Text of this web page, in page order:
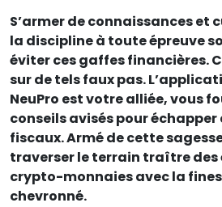
S’armer de connaissances et
la discipline à toute épreuve
éviter ces gaffes financières.
sur de tels faux pas.
NeuPro est votre alliée, vous
conseils avisés pour échapper
fiscaux. Armé de cette
traverser le terrain traître des
crypto-monnaies avec la
chevronné.